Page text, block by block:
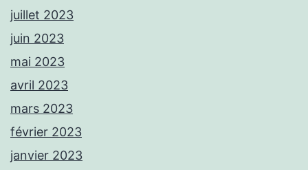
juillet 2023
juin 2023
mai 2023
avril 2023
mars 2023
février 2023
janvier 2023